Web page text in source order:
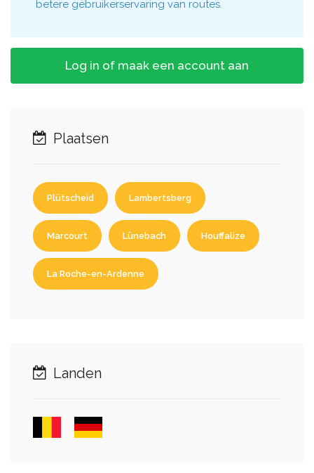
betere gebruikerservaring van routes.
Log in of maak een account aan
Plaatsen
Plütscheid Lambertsberg
Marcourt Lünebach Houffalize
La Roche-en-Ardenne
Landen